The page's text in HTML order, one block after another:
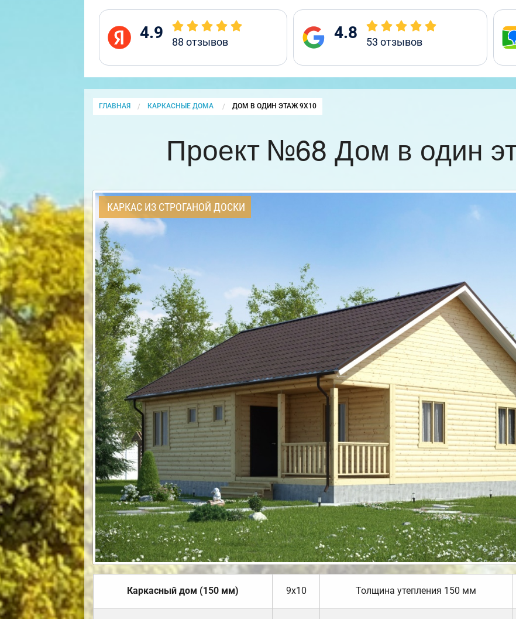
4.9 88 отзывов 4.8 53 отзывов
ГЛАВНАЯ КАРКАСНЫЕ ДОМА CURRENT:
ДОМ В ОДИН ЭТАЖ 9Х10
Проект №68 Дом в один
КАРКАС ИЗ СТРОГАНОЙ ДОСКИ
Каркасный дом (150 мм) 9х10 Толщина утепления 150 мм